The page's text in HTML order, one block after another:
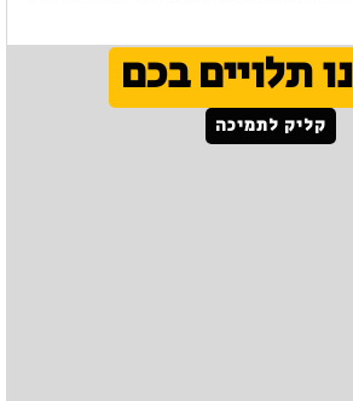
תלויים בכם
קליק לתמיכה